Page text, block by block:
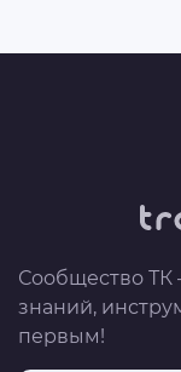
Сообщество
знаний,
первым!